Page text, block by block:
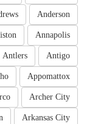
Anderson
Annapolis
Antigo
Antlers
Appomattox
Archer City
Arkansas City